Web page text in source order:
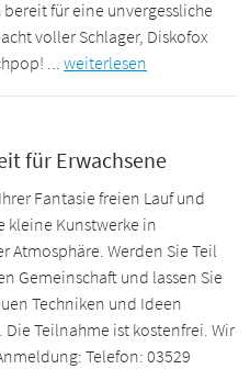
bereit für eine unvergessliche
voller Schlager, Diskofox
...weiterlesen
für Erwachsene
Fantasie freien Lauf und
kleine Kunstwerke in
Atmosphäre. Werden Sie Teil
Gemeinschaft und lassen Sie
Techniken und Ideen
Teilnahme ist kostenfrei. Wir
Telefon: 03529